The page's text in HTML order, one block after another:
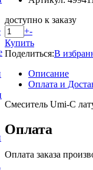
доступно к заказу
+-
Купить
Поделиться:В
Описание
Оплата и
Смеситель Umi-C
Оплата
Оплата заказа